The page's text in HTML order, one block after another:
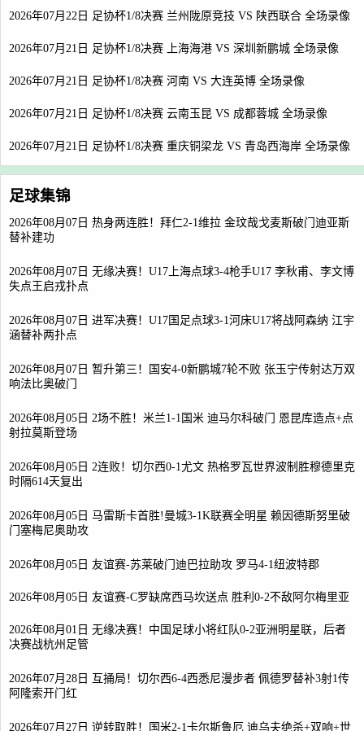
2026年07月22日 足协杯1/8决赛 兰州陇原竞技 VS 陕西联合 全场录像
2026年07月21日 足协杯1/8决赛 上海海港 VS 深圳新鹏城 全场录像
2026年07月21日 足协杯1/8决赛 河南 VS 大连英博 全场录像
2026年07月21日 足协杯1/8决赛 云南玉昆 VS 成都蓉城 全场录像
2026年07月21日 足协杯1/8决赛 重庆铜梁龙 VS 青岛西海岸 全场录像
足球集锦
2026年08月07日 热身两连胜！拜仁2-1维拉 金玟哉戈麦斯破门迪亚斯
替补建功
2026年08月07日 无缘决赛！U17上海点球3-4枪手U17 李秋甫、李文博
失点王启戎扑点
2026年08月07日 进军决赛！U17国足点球3-1河床U17将战阿森纳 江宇
涵替补两扑点
2026年08月07日 暂升第三！国安4-0新鹏城7轮不败 张玉宁传射达万双
响法比奥破门
2026年08月05日 2场不胜！米兰1-1国米 迪马尔科破门 恩昆库造点+点
射拉莫斯登场
2026年08月05日 2连败！切尔西0-1尤文 热格罗瓦世界波制胜穆德里克
时隔614天复出
2026年08月05日 马雷斯卡首胜!曼城3-1K联赛全明星 赖因德斯努里破
门塞梅尼奥助攻
2026年08月05日 友谊赛-苏莱破门迪巴拉助攻 罗马4-1纽波特郡
2026年08月05日 友谊赛-C罗缺席西马坎送点 胜利0-2不敌阿尔梅里亚
2026年08月01日 无缘决赛！中国足球小将红队0-2亚洲明星联，后者
决赛战杭州足管
2026年07月28日 互捅局！切尔西6-4西悉尼漫步者 佩德罗替补3射1传
阿隆索开门红
2026年07月27日 逆转取胜！国米2-1卡尔斯鲁厄 迪乌夫绝杀+双响+世